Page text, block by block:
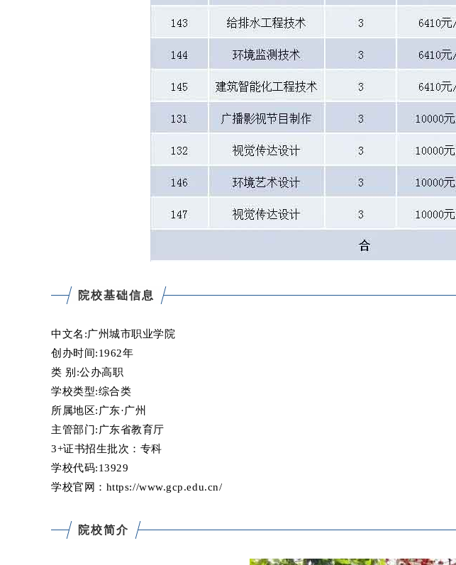
院校基础信息
中文名:广州城市职业学院
创办时间:1962年
类 别:公办高职
学校类型:综合类
所属地区:广东·广州
主管部门:广东省教育厅
3+证书招生批次： 专科
学校代码:13929
学校官网：https://www.gcp.edu.cn/
院校简介